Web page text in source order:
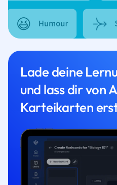
Lade deine
und lass dir von
Karteikarten